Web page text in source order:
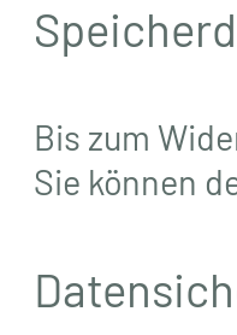
Bis zum
Sie können